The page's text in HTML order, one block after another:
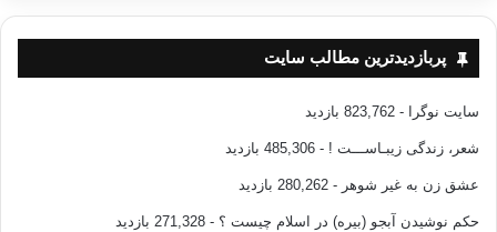
پربازدیدترین مطالب سایت
سایت نوگرا - 823,762 بازدید
شعر، زندگی زیبـاســـت ! - 485,306 بازدید
عشق زن به غیر شوهر - 280,262 بازدید
حکم نوشیدن آبجو (بیره) در اسلام چیست ؟ - 271,328 بازدید